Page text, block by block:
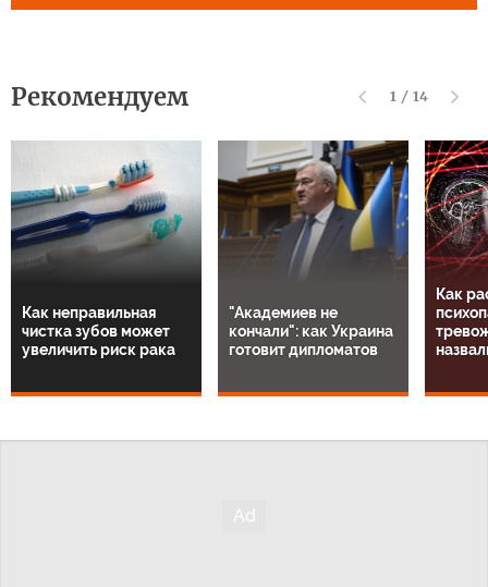
Рекомендуем 1 / 14
Как неправильная
чистка зубов может
увеличить риск рака
"Академиев не
кончали": как Украина
готовит дипломатов
Как